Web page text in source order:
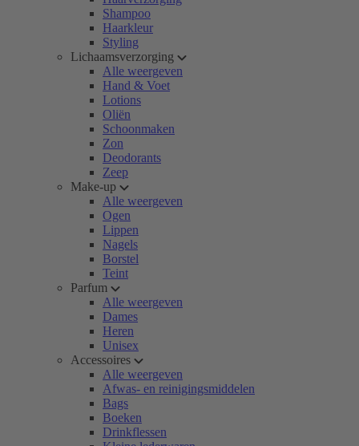
Shampoo
Haarkleur
Styling
Lichaamsverzorging
Alle weergeven
Hand & Voet
Lotions
Oliën
Schoonmaken
Zon
Deodorants
Zeep
Make-up
Alle weergeven
Ogen
Lippen
Nagels
Borstel
Teint
Parfum
Alle weergeven
Dames
Heren
Unisex
Accessoires
Alle weergeven
Afwas- en reinigingsmiddelen
Bags
Boeken
Drinkflessen